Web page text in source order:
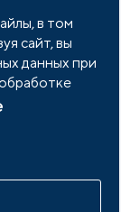
кабинет
в том
сайт, вы
данных при